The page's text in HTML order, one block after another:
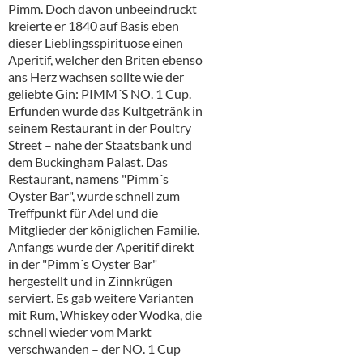
Öle & Küchenartikel
Kaffee
Barzubehör
Equipment
Verpackung
Hygieneartikel & Desinfektion
Pimm. Doch davon unbeeindruckt
kreierte er 1840 auf Basis eben
dieser Lieblingsspirituose einen
Aperitif, welcher den Briten ebenso
ans Herz wachsen sollte wie der
geliebte Gin: PIMM´S NO. 1 Cup.
Erfunden wurde das Kultgetränk in
seinem Restaurant in der Poultry
Street – nahe der Staatsbank und
dem Buckingham Palast. Das
Restaurant, namens "Pimm´s
Oyster Bar", wurde schnell zum
Treffpunkt für Adel und die
Mitglieder der königlichen Familie.
Anfangs wurde der Aperitif direkt
in der "Pimm´s Oyster Bar"
hergestellt und in Zinnkrügen
serviert. Es gab weitere Varianten
mit Rum, Whiskey oder Wodka, die
schnell wieder vom Markt
verschwanden – der NO. 1 Cup